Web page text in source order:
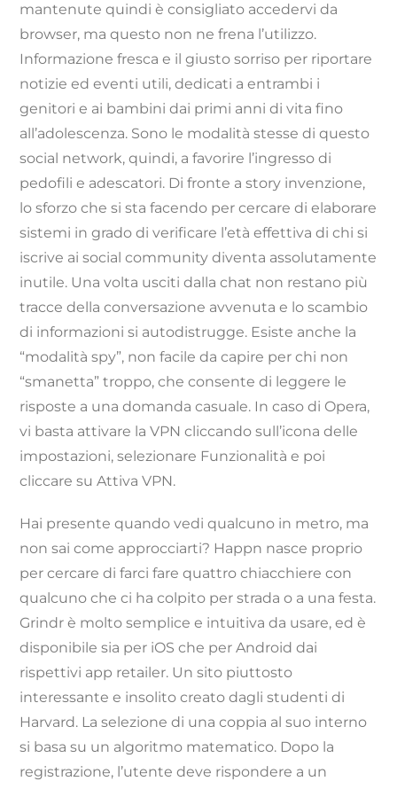
mantenute quindi è consigliato accedervi da
browser, ma questo non ne frena l’utilizzo.
Informazione fresca e il giusto sorriso per riportare
notizie ed eventi utili, dedicati a entrambi i
genitori e ai bambini dai primi anni di vita fino
all’adolescenza. Sono le modalità stesse di questo
social network, quindi, a favorire l’ingresso di
pedofili e adescatori. Di fronte a story invenzione,
lo sforzo che si sta facendo per cercare di elaborare
sistemi in grado di verificare l’età effettiva di chi si
iscrive ai social community diventa assolutamente
inutile. Una volta usciti dalla chat non restano più
tracce della conversazione avvenuta e lo scambio
di informazioni si autodistrugge. Esiste anche la
“modalità spy”, non facile da capire per chi non
“smanetta” troppo, che consente di leggere le
risposte a una domanda casuale. In caso di Opera,
vi basta attivare la VPN cliccando sull’icona delle
impostazioni, selezionare Funzionalità e poi
cliccare su Attiva VPN.
Hai presente quando vedi qualcuno in metro, ma
non sai come approcciarti? Happn nasce proprio
per cercare di farci fare quattro chiacchiere con
qualcuno che ci ha colpito per strada o a una festa.
Grindr è molto semplice e intuitiva da usare, ed è
disponibile sia per iOS che per Android dai
rispettivi app retailer. Un sito piuttosto
interessante e insolito creato dagli studenti di
Harvard. La selezione di una coppia al suo interno
si basa su un algoritmo matematico. Dopo la
registrazione, l’utente deve rispondere a un